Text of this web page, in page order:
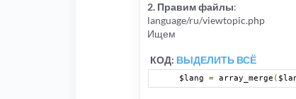
2. Правим файлы:
language/ru/viewtopic.php
Ищем
КОД: ВЫДЕЛИТЬ ВСЁ
$lang = array_merge (